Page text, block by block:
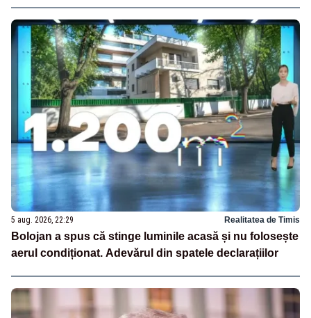
5 aug. 2026, 22:29 Realitatea de Timis
Bolojan a spus că stinge luminile acasă și nu folosește
aerul condiționat. Adevărul din spatele declarațiilor